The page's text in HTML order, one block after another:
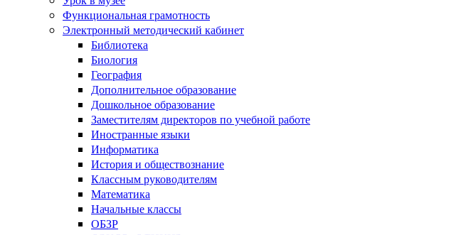
Функциональная грамотность
Электронный методический кабинет
Библиотека
Биология
География
Дополнительное образование
Дошкольное образование
Заместителям директоров по учебной работе
Иностранные языки
Информатика
История и обществознание
Классным руководителям
Математика
Начальные классы
ОБЗР